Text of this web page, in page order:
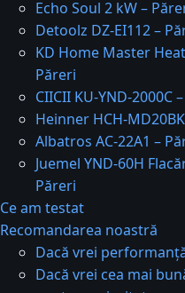
Echo Soul 2 kW –
Detoolz DZ-EI112 –
KD Home Master
Păreri
CIICII KU-YND-2000C
Heinner HCH-
Albatros AC-22A1 –
Juemel YND-60H
Păreri
Ce am testat
Recomandarea noastră
Dacă vrei
Dacă vrei cea mai